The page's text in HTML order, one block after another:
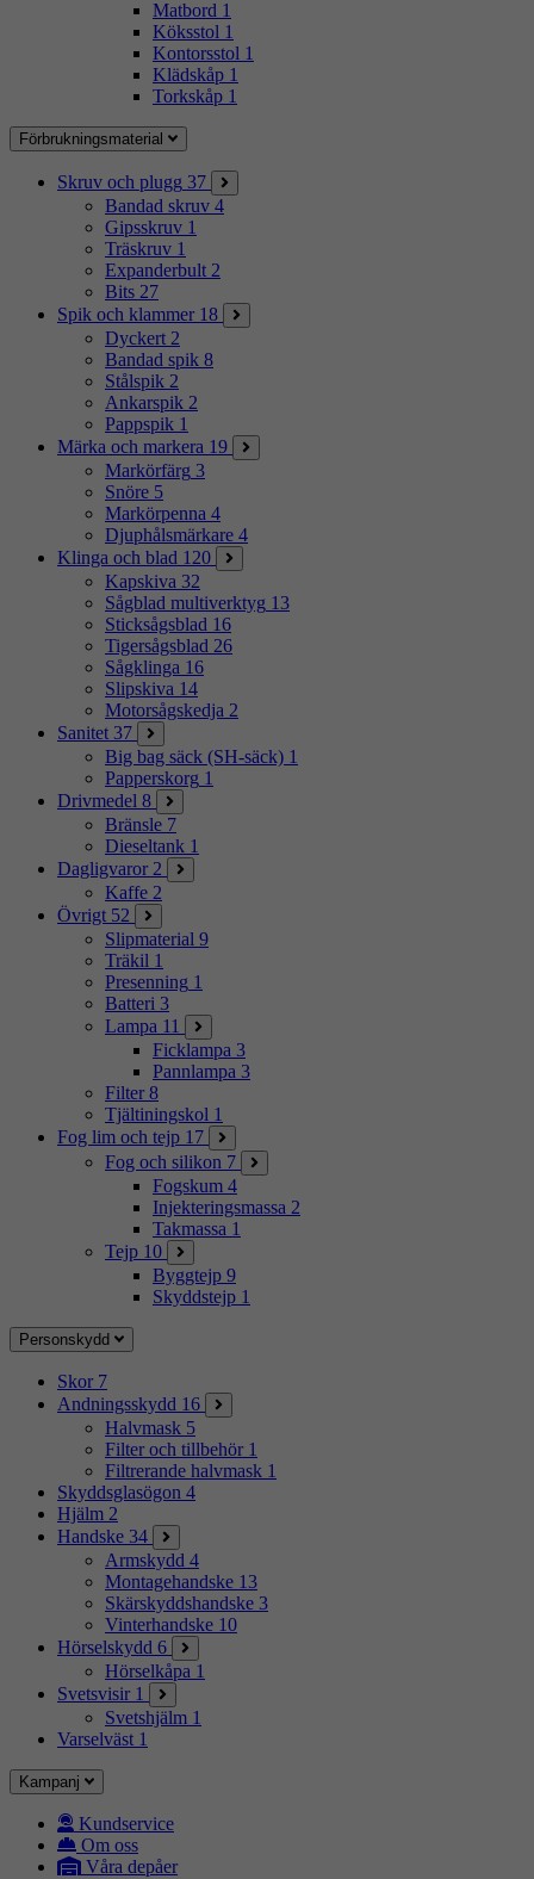
Matbord 1
Köksstol 1
Kontorsstol 1
Klädskåp 1
Torkskåp 1
Förbrukningsmaterial
Skruv och plugg 37
Bandad skruv 4
Gipsskruv 1
Träskruv 1
Expanderbult 2
Bits 27
Spik och klammer 18
Dyckert 2
Bandad spik 8
Stålspik 2
Ankarspik 2
Pappspik 1
Märka och markera 19
Markörfärg 3
Snöre 5
Markörpenna 4
Djuphålsmärkare 4
Klinga och blad 120
Kapskiva 32
Sågblad multiverktyg 13
Sticksågsblad 16
Tigersågsblad 26
Sågklinga 16
Slipskiva 14
Motorsågskedja 2
Sanitet 37
Big bag säck (SH-säck) 1
Papperskorg 1
Drivmedel 8
Bränsle 7
Dieseltank 1
Dagligvaror 2
Kaffe 2
Övrigt 52
Slipmaterial 9
Träkil 1
Presenning 1
Batteri 3
Lampa 11
Ficklampa 3
Pannlampa 3
Filter 8
Tjältiningskol 1
Fog lim och tejp 17
Fog och silikon 7
Fogskum 4
Injekteringsmassa 2
Takmassa 1
Tejp 10
Byggtejp 9
Skyddstejp 1
Personskydd
Skor 7
Andningsskydd 16
Halvmask 5
Filter och tillbehör 1
Filtrerande halvmask 1
Skyddsglasögon 4
Hjälm 2
Handske 34
Armskydd 4
Montagehandske 13
Skärskyddshandske 3
Vinterhandske 10
Hörselskydd 6
Hörselkåpa 1
Svetsvisir 1
Svetshjälm 1
Varselväst 1
Kampanj
Kundservice
Om oss
Våra depåer